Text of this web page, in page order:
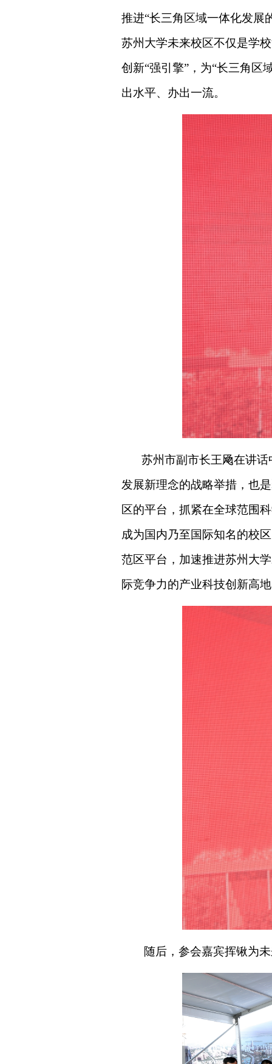
推进“长三角区域一体化发展
苏州大学未来校区不仅是学
创新“强引擎”，为“长三角区
出水平、办出一流。
苏州市副市长王飏在讲
发展新理念的战略举措，也
区的平台，抓紧在全球范围
成为国内乃至国际知名的校
范区平台，加速推进苏州大
际竞争力的产业科技创新高
随后，参会嘉宾挥锹为